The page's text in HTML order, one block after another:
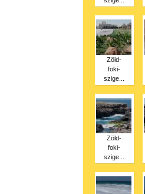
Zöld-
foki-
szige...
Zöld-
foki-
szige...